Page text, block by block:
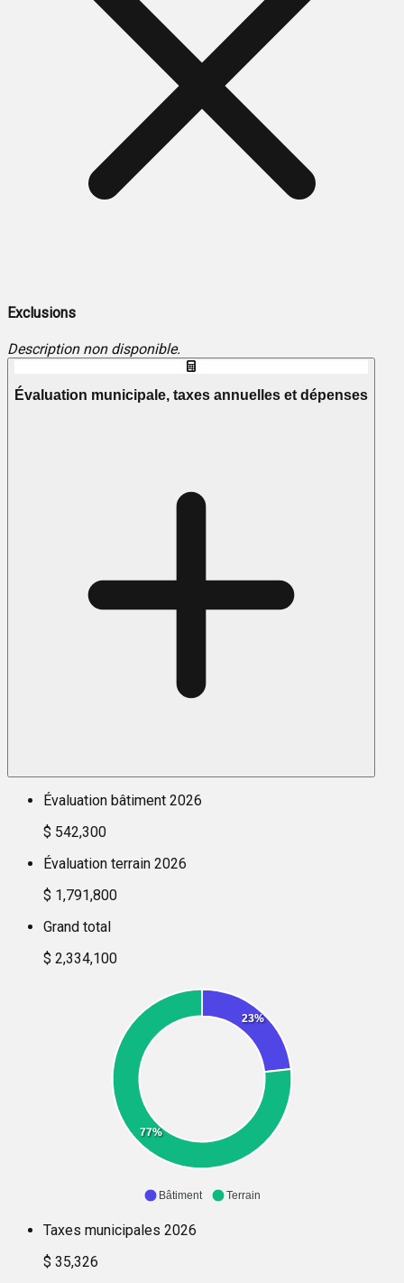
Exclusions
Description non disponible.
Évaluation municipale, taxes annuelles et dépenses
Évaluation bâtiment 2026
$ 542,300
Évaluation terrain 2026
$ 1,791,800
Grand total
$ 2,334,100
23%
77%
Bâtiment Terrain
Taxes municipales 2026
$ 35,326